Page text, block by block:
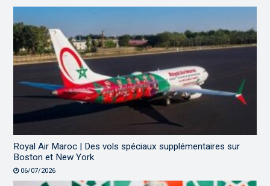
Royal Air Maroc | Des vols spéciaux supplémentaires sur
Boston et New York
06/07/2026